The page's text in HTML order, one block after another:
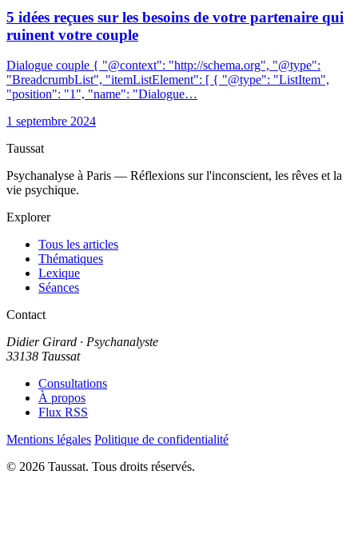
5 idées reçues sur les besoins de votre partenaire qui
ruinent votre couple
Dialogue couple { "@context": "http://schema.org", "@type":
"BreadcrumbList", "itemListElement": [ { "@type": "ListItem",
"position": "1", "name": "Dialogue…
1 septembre 2024
Taussat
Psychanalyse à Paris — Réflexions sur l'inconscient, les rêves et la
vie psychique.
Explorer
Tous les articles
Thématiques
Lexique
Séances
Contact
Didier Girard · Psychanalyste
33138 Taussat
Consultations
À propos
Flux RSS
Mentions légales Politique de confidentialité
© 2026 Taussat. Tous droits réservés.